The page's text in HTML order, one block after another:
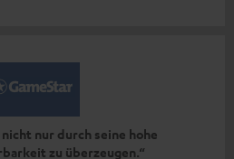
nur durch seine hohe
zu überzeugen.“